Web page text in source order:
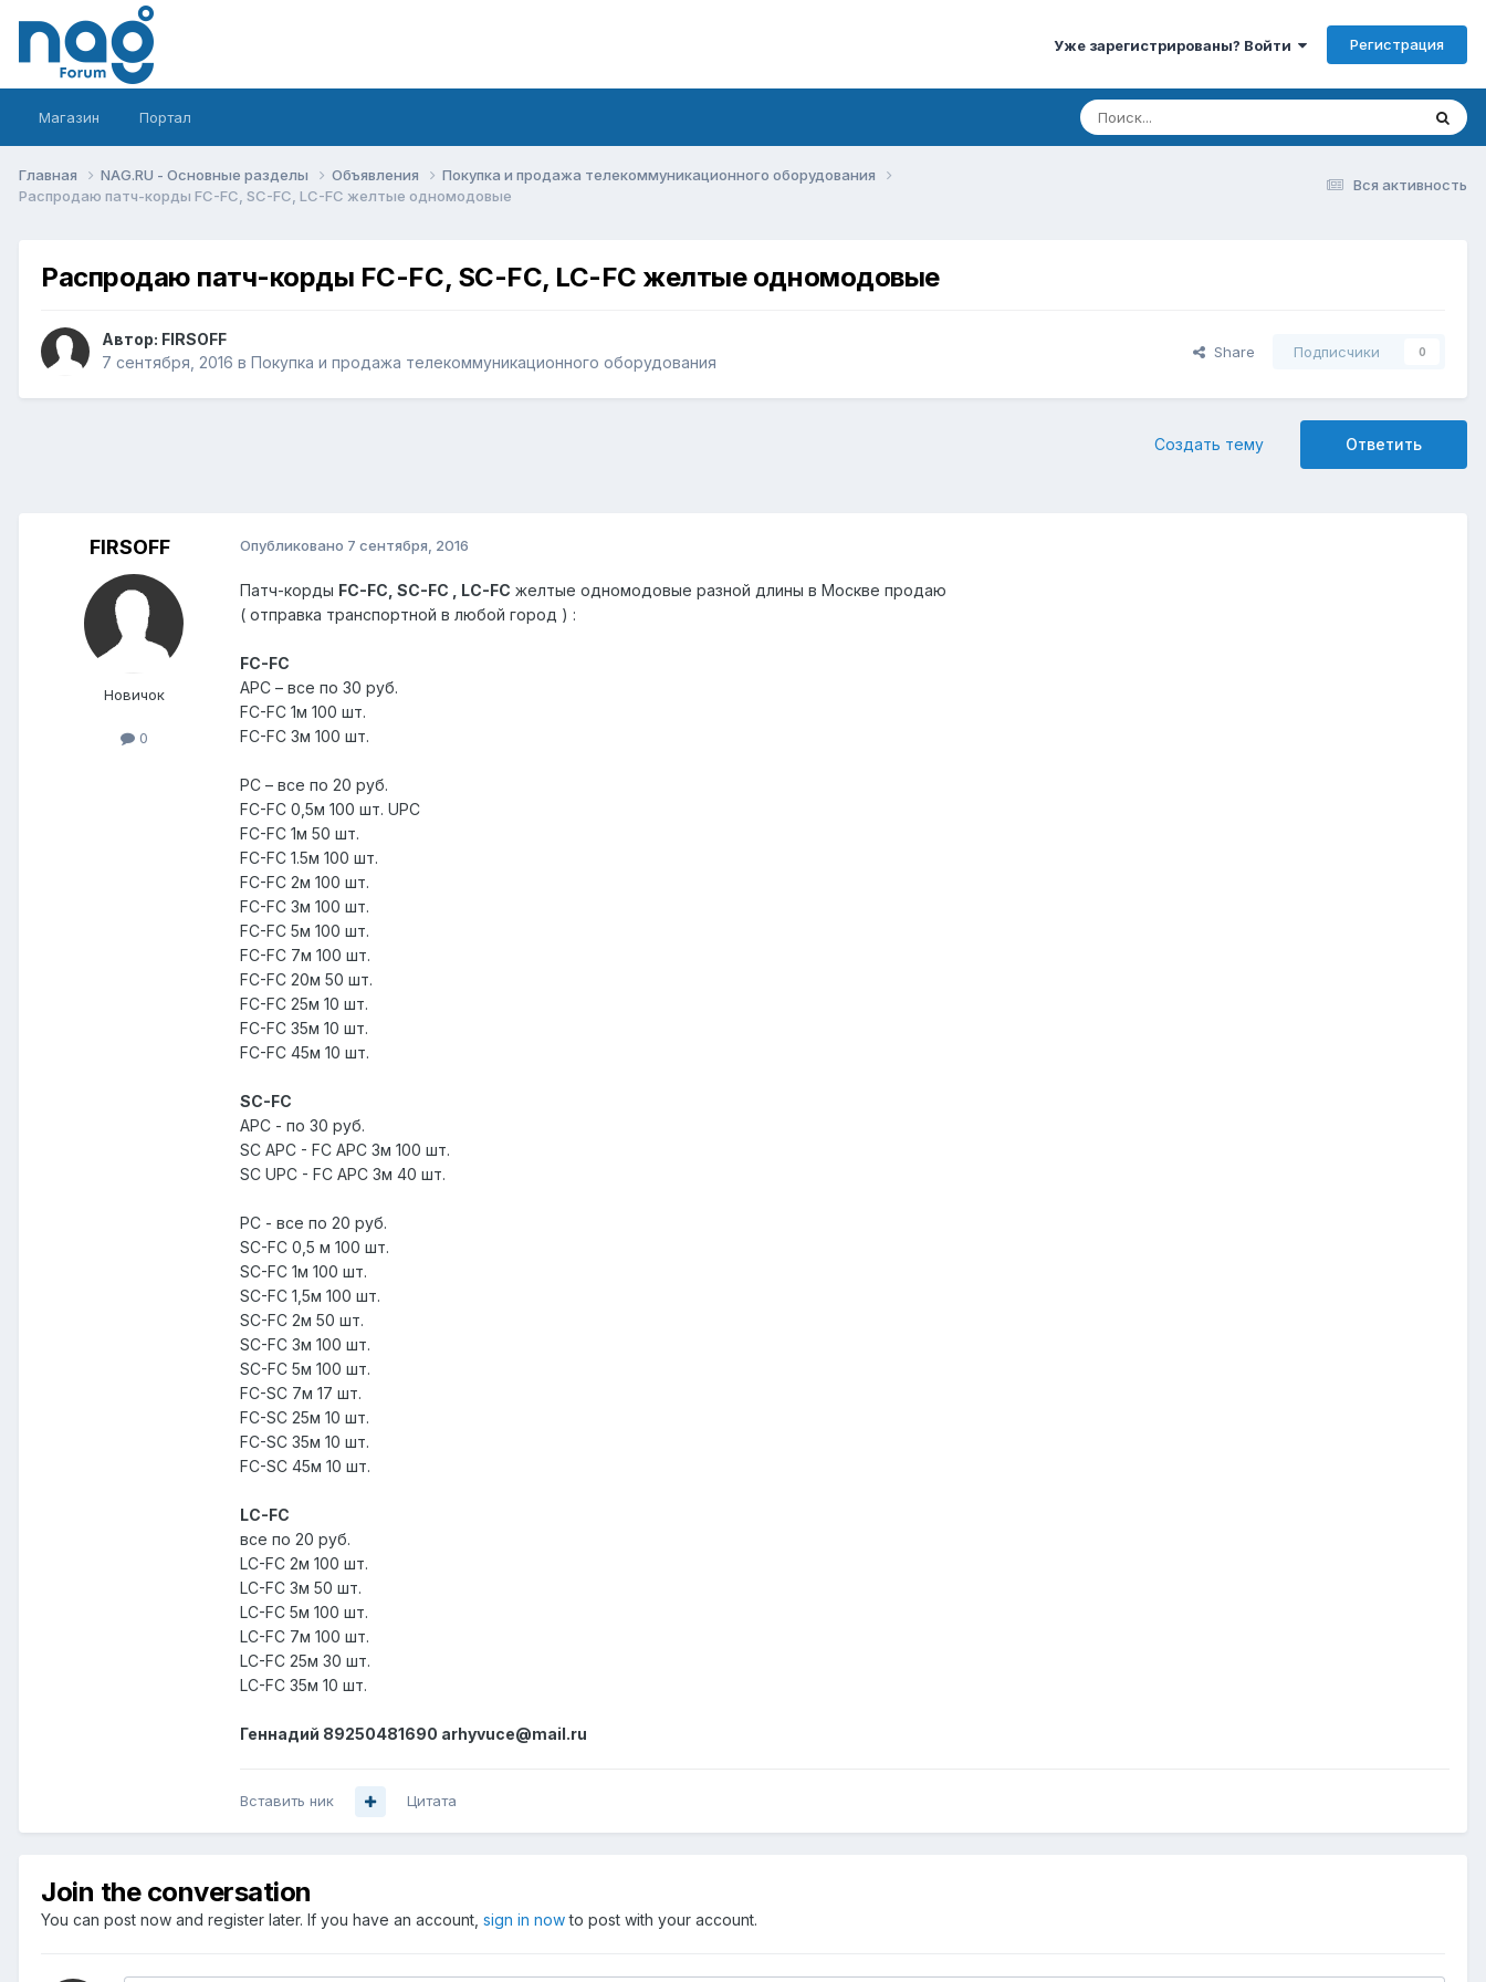
Уже зарегистрированы? Войти Регистрация
Магазин Портал
Вся активность
Главная NAG.RU - Основные разделы Объявления
Покупка и продажа телекоммуникационного оборудования
Распродаю патч-корды FC-FC, SC-FC, LC-FC желтые одномодовые
Распродаю патч-корды FC-FC, SC-FC, LC-FC желтые одномодовые
Автор: FIRSOFF
7 сентября, 2016 в Покупка и продажа телекоммуникационного оборудования
Share Подписчики 0
Ответить
Создать тему
FIRSOFF
Новичок
0
Опубликовано 7 сентября, 2016
Патч-корды FC-FC, SC-FC , LC-FC желтые одномодовые разной длины в Москве продаю
( отправка транспортной в любой город ) :
FC-FC
APC – все по 30 руб.
FC-FC 1м 100 шт.
FC-FC 3м 100 шт.
PC – все по 20 руб.
FC-FC 0,5м 100 шт. UPC
FC-FC 1м 50 шт.
FC-FC 1.5м 100 шт.
FC-FC 2м 100 шт.
FC-FC 3м 100 шт.
FC-FC 5м 100 шт.
FC-FC 7м 100 шт.
FC-FC 20м 50 шт.
FC-FC 25м 10 шт.
FC-FC 35м 10 шт.
FC-FC 45м 10 шт.
SC-FC
APC - по 30 руб.
SC APC - FC APC 3м 100 шт.
SC UPC - FC APC 3м 40 шт.
PC - все по 20 руб.
SC-FC 0,5 м 100 шт.
SC-FC 1м 100 шт.
SC-FC 1,5м 100 шт.
SC-FC 2м 50 шт.
SC-FC 3м 100 шт.
SC-FC 5м 100 шт.
FC-SC 7м 17 шт.
FC-SC 25м 10 шт.
FC-SC 35м 10 шт.
FC-SC 45м 10 шт.
LC-FC
все по 20 руб.
LC-FC 2м 100 шт.
LC-FC 3м 50 шт.
LC-FC 5м 100 шт.
LC-FC 7м 100 шт.
LC-FC 25м 30 шт.
LC-FC 35м 10 шт.
Геннадий 89250481690 arhyvuce@mail.ru
Вставить ник Цитата
Join the conversation
You can post now and register later. If you have an account, sign in nowto post with your account.